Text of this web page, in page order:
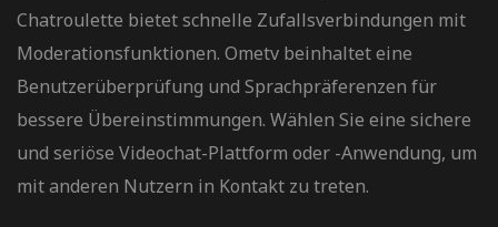
Chatroulette bietet schnelle Zufallsverbindungen mit
Moderationsfunktionen. Ometv beinhaltet eine
Benutzerüberprüfung und Sprachpräferenzen für
bessere Übereinstimmungen. Wählen Sie eine sichere
und seriöse Videochat-Plattform oder -Anwendung, um
mit anderen Nutzern in Kontakt zu treten.